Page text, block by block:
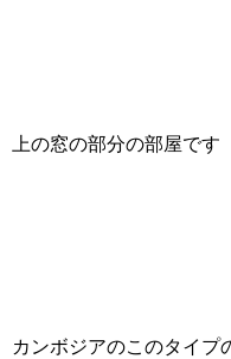
上の窓の部分の部屋です
カンボジアのこのタイプ